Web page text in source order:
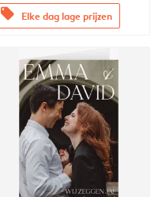
offers Elke dag lage prijzen